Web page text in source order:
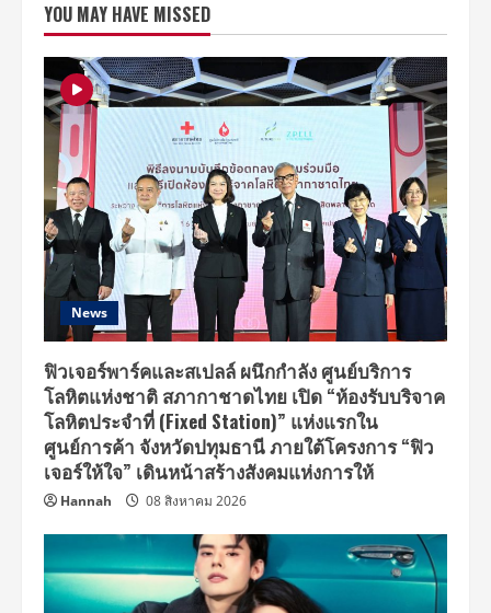
กวาง
เจา
กลับ
มา
อีก
ครั้ง
กับ
โชว์
ใหม่
ล่าสุด
“เดช
คัมภีร์
เทวดา”
5-
14
ตุลาคม
นี้
ที่
ธันเดอร์
โดม
เมืองทอง
ธานี
YOU MAY HAVE MISSED
News
ฟิวเจอร์พาร์คและสเปลล์ ผนึกกำลัง ศูนย์บริการ
โลหิตแห่งชาติ สภากาชาดไทย เปิด “ห้องรับบริจาค
โลหิตประจำที่ (Fixed Station)” แห่งแรกใน
ศูนย์การค้า จังหวัดปทุมธานี ภายใต้โครงการ “ฟิว
เจอร์ให้ใจ” เดินหน้าสร้างสังคมแห่งการให้
Hannah 08 สิงหาคม 2026